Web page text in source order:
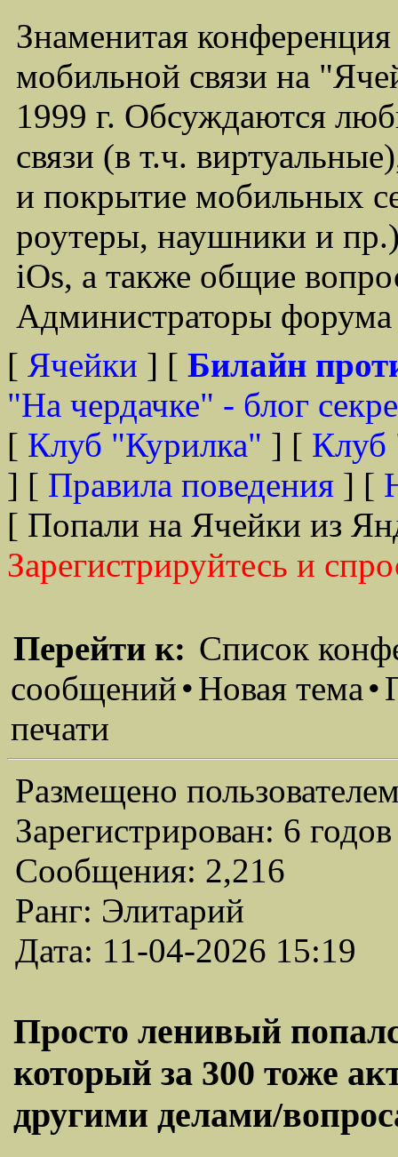
Знаменитая
мобильной связи на
1999 г. Обсуждаются
связи (в т.ч.
и покрытие мобильных
роутеры, наушники и
iOs, а также общие
Администраторы
[ Ячейки ] [ Билайн
"На чердачке" - блог
[ Клуб "Курилка" ] [ Клуб
] [ Правила поведения ] [
[ Попали на Ячейки из
Зарегистрируйтесь и
Перейти к: Список
сообщений•Новая тема•
печати
Размещено
Зарегистрирован: 6
Сообщения: 2,216
Ранг: Элитарий
Дата: 11-04-2026 15:19
Просто ленивый
который за 300 тоже
другими делами/